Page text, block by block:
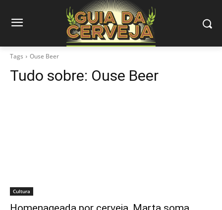
Tags Ouse Beer
Tudo sobre: Ouse Beer
Cultura